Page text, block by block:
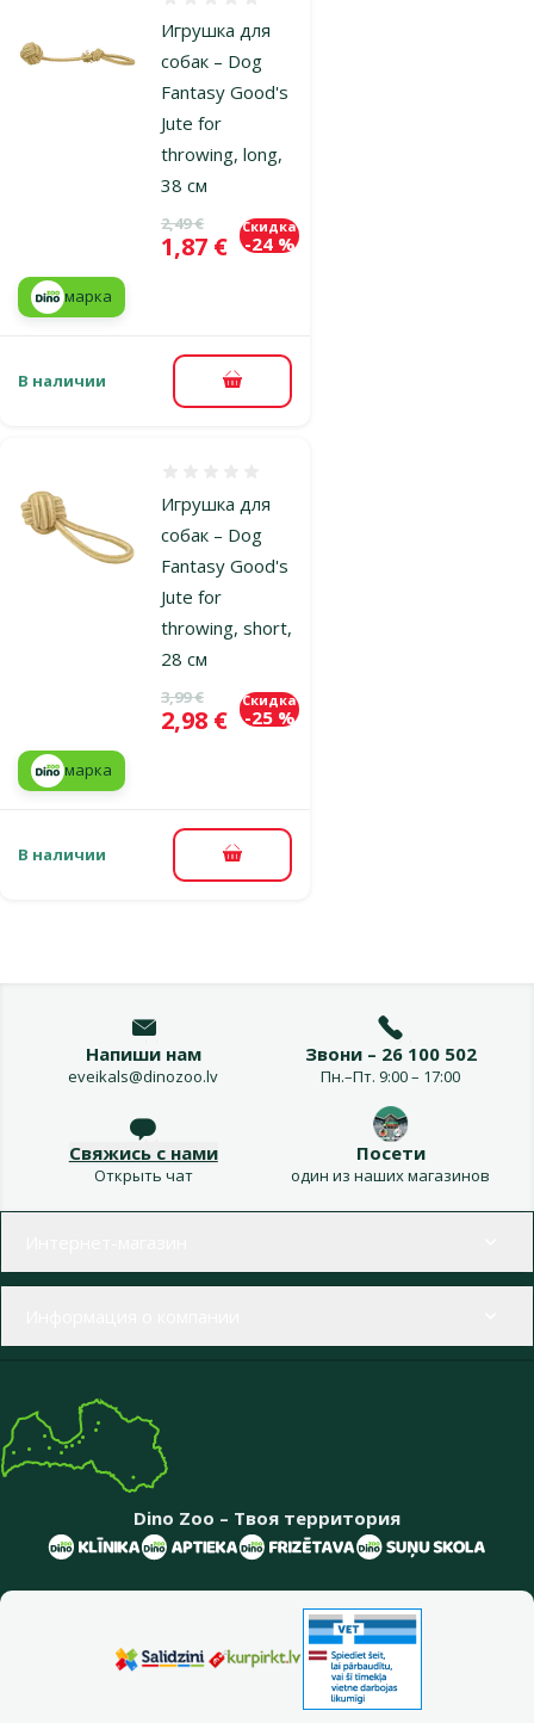
Игрушка для
собак – Dog
Fantasy Good's
Jute for
throwing, long,
38 см
Исходная цена
2,49 €
Цена
1,87 €
Скидка
-24 %
марка
В наличии В корзину
Игрушка для
собак – Dog
Fantasy Good's
Jute for
throwing, short,
28 см
Исходная цена
3,99 €
Цена
2,98 €
Скидка
-25 %
марка
В наличии В корзину
Напиши нам
eveikals@dinozoo.lv
Звони – 26 100 502
Пн.–Пт. 9:00 – 17:00
Свяжись с нами
Открыть чат
Посети
один из наших магазинов
Dino Zoo – Твоя территория